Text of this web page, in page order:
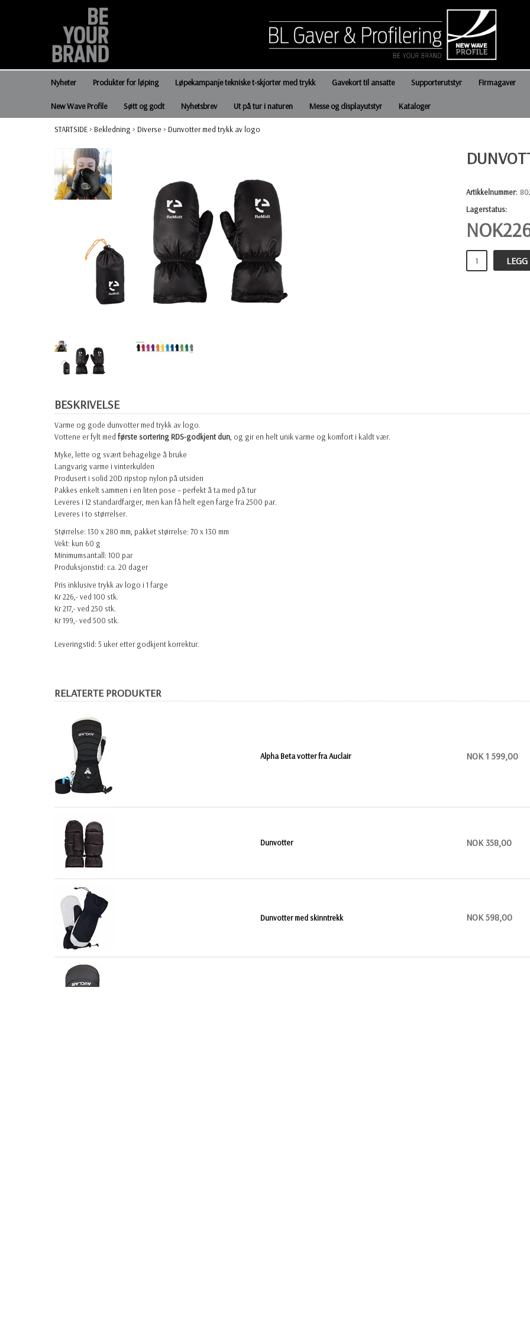
Nyheter Produkter for løping Løpekampanje tekniske t-skjorter med trykk Gavekort til ansatte Supporterutstyr Firmagaver
New Wave Profile Søtt og godt Nyhetsbrev Ut på tur i naturen Messe og displayutstyr Kataloger
STARTSIDE> Bekledning > Diverse > Dunvotter med trykk av logo
Artikkelnummer:
Lagerstatus:
NOK
BESKRIVELSE
Varme og gode dunvotter med trykk av logo.
Vottene er fylt med første sortering RDS-godkjent dun , og gir en helt unik varme og komfort i kaldt vær.
Myke, lette og svært behagelige å bruke
Langvarig varme i vinterkulden
Produsert i solid 20D ripstop nylon på utsiden
Pakkes enkelt sammen i en liten pose – perfekt å ta med på tur
Leveres i 12 standardfarger, men kan få helt egen farge fra 2500 par.
Leveres i to størrelser.
Størrelse: 130 x 280 mm, pakket størrelse: 70 x 130 mm
Vekt: kun 60 g
Minimumsantall: 100 par
Produksjonstid: ca. 20 dager
Pris inklusive trykk av logo i 1 farge
Kr 226,- ved 100 stk.
Kr 217,- ved 250 stk.
Kr 199,- ved 500 stk.
Leveringstid: 5 uker etter godkjent korrektur.
RELATERTE PRODUKTER
Alpha Beta votter fra Auclair NOK 1 599,00
Dunvotter NOK 358,00
Dunvotter med skinntrekk NOK 598,00